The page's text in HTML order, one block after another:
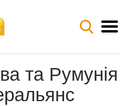
та Румунія